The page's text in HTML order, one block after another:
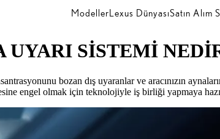
ModellerLexus DünyasıSatın Alım
UYARI SİSTEMİ
bozan dış uyaranlar ve aracınızın
engel olmak için teknolojiyle iş birliği yapmaya hazır